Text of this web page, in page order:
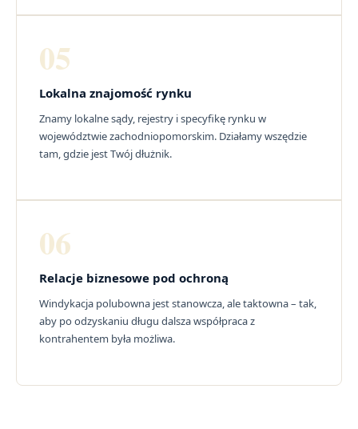
05
Lokalna znajomość rynku
Znamy lokalne sądy, rejestry i specyfikę rynku w
województwie zachodniopomorskim. Działamy wszędzie
tam, gdzie jest Twój dłużnik.
06
Relacje biznesowe pod ochroną
Windykacja polubowna jest stanowcza, ale taktowna – tak,
aby po odzyskaniu długu dalsza współpraca z
kontrahentem była możliwa.